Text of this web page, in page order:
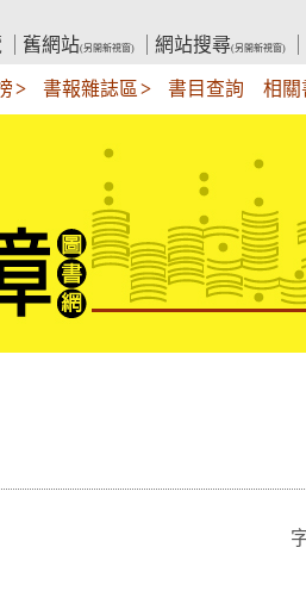
舊網站(另開新視窗) 網站搜尋(另開新視窗)
書報雜誌區 書目查詢 相關